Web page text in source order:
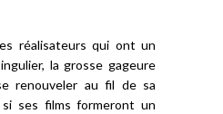
réalisateurs qui ont un
la grosse gageure
renouveler au fil de sa
si ses films formeront un